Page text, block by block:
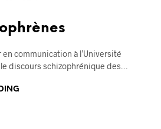
communication à l’Université
discours schizophrénique des…